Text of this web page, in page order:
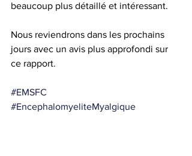
beaucoup plus détaillé et intéressant.
Nous reviendrons dans les prochains
jours avec un avis plus approfondi sur
ce rapport.
#EMSFC
#EncephalomyeliteMyalgique